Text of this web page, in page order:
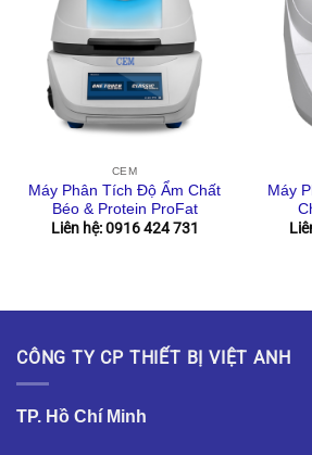
CEM
Máy Phân Tích Độ Ẩm Chất
Béo & Protein ProFat
Liên hệ: 0916 424 731
Máy
CÔNG TY CP THIẾT BỊ VIỆT ANH
TP. Hồ Chí Minh